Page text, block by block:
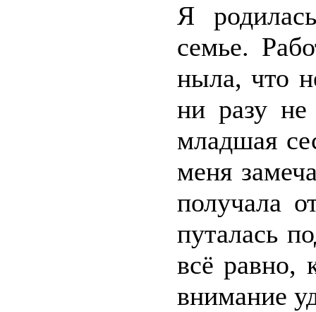
Я
семье.
ныла, что
ни разу не
младшая
меня
получала
путалась
всё равно,
внимание